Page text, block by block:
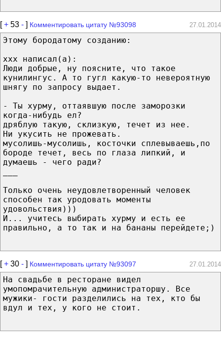
[+ 53 - ] Комментировать цитату №93098 27.01.2014
Этому бородатому созданию:
xxx написал(а):
Люди добрые, ну поясните, что такое
кунилингус. А то гугл какую-то невероятную
шнягу по запросу выдает.
- Ты хурму, оттаявшую после заморозки
когда-нибудь ел?
дряблую такую, склизкую, течет из нее.
Ни укусить не прожевать.
мусолишь-мусолишь, косточки сплевываешь,по
бороде течет, весь по глаза липкий, и
думаешь - чего ради?
Только очень неудовлетворенный человек
способен так уродовать моменты
удовольствия)))
И... учитесь выбирать хурму и есть ее
правильно, а то так и на бананы перейдете;)
[+ 30 - ] Комментировать цитату №93097 27.01.2014
На свадьбе в ресторане видел
умопомрачительную администраторшу. Все
мужики- гости разделились на тех, кто бы
вдул и тех, у кого не стоит.